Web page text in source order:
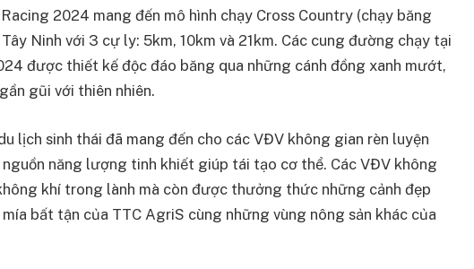
2024 mang đến mô hình chạy Cross Country (chạy băng
Ninh với 3 cự ly: 5km, 10km và 21km. Các cung đường chạy tại
được thiết kế độc đáo băng qua những cánh đồng xanh mướt,
gũi với thiên nhiên.
lịch sinh thái đã mang đến cho các VĐV không gian rèn luyện
năng lượng tinh khiết giúp tái tạo cơ thể. Các VĐV không
khí trong lành mà còn được thưởng thức những cảnh đẹp
bất tận của TTC AgriS cùng những vùng nông sản khác của